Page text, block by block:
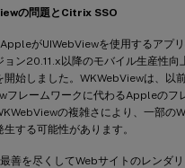
の問題とCitrix SSO
がUIWebViewを使用するアプ
ョン20.11.x以降のモバイル生産性
開始しました。WKWebViewは、以
フレームワークに代わるAppleのフ
の複雑さにより、一部の
する可能性があります。
善を尽くしてWebサイトのレンダ